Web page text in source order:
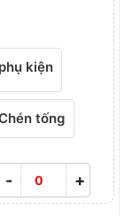
kiện
tống
- +